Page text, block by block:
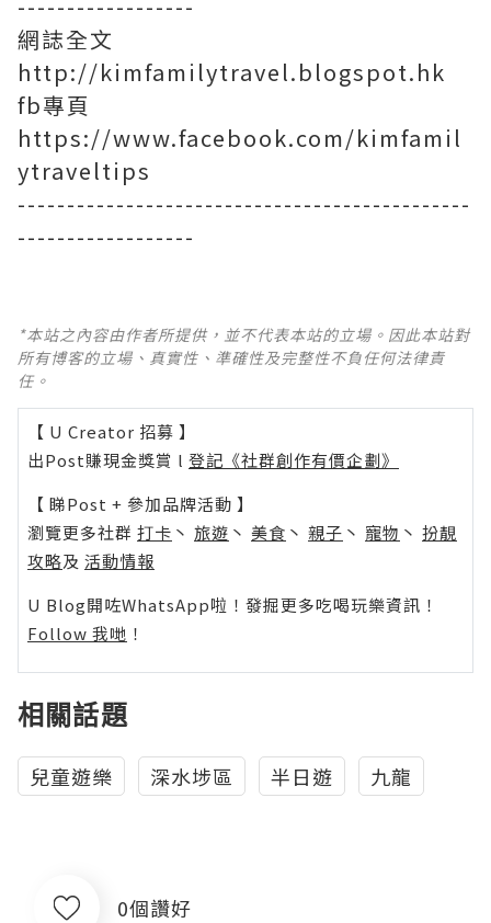
------------------
網誌全文
http://kimfamilytravel.blogspot.hk
fb專頁
https://www.facebook.com/kimfamil
ytraveltips
----------------------------------------------
------------------
*本站之內容由作者所提供，並不代表本站的立場。因此本站對
所有博客的立場、真實性、準確性及完整性不負任何法律責
任。
【 U Creator 招募 】
出Post賺現金獎賞 l 登記《社群創作有價企劃》
【 睇Post + 參加品牌活動 】
瀏覽更多社群 打卡 丶 旅遊 丶 美食 丶 親子 丶 寵物 丶 扮靚
攻略及 活動情報
U Blog開咗WhatsApp啦！發掘更多吃喝玩樂資訊！
Follow 我哋 ！
相關話題
兒童遊樂 深水埗區 半日遊 九龍
0個讚好